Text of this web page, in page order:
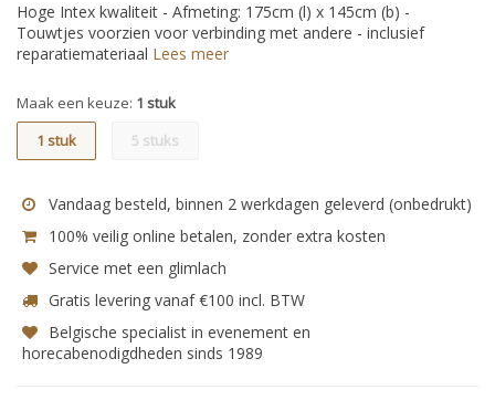
Hoge Intex kwaliteit - Afmeting: 175cm (l) x 145cm (b) -
Touwtjes voorzien voor verbinding met andere - inclusief
reparatiemateriaal Lees meer
Maak een keuze: 1 stuk
1 stuk
5 stuks
Vandaag besteld, binnen 2 werkdagen geleverd (onbedrukt)
100% veilig online betalen, zonder extra kosten
Service met een glimlach
Gratis levering vanaf €100 incl. BTW
Belgische specialist in evenement en
horecabenodigdheden sinds 1989